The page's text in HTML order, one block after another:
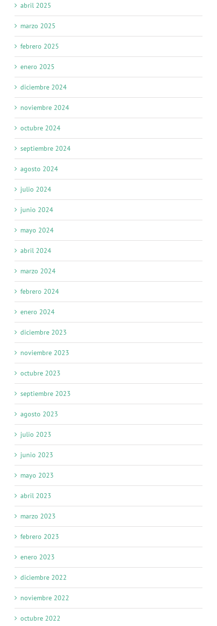
abril 2025
marzo 2025
febrero 2025
enero 2025
diciembre 2024
noviembre 2024
octubre 2024
septiembre 2024
agosto 2024
julio 2024
junio 2024
mayo 2024
abril 2024
marzo 2024
febrero 2024
enero 2024
diciembre 2023
noviembre 2023
octubre 2023
septiembre 2023
agosto 2023
julio 2023
junio 2023
mayo 2023
abril 2023
marzo 2023
febrero 2023
enero 2023
diciembre 2022
noviembre 2022
octubre 2022